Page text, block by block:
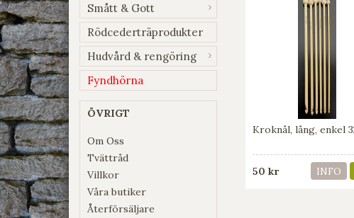
Smått & Gott
Rödcederträprodukter
Hudvård & rengöring
Fyndhörna
ÖVRIGT
Om Oss
Tvättråd
Villkor
Våra butiker
Återförsäljare
Kroknål, lång, enkel
50 kr INFO